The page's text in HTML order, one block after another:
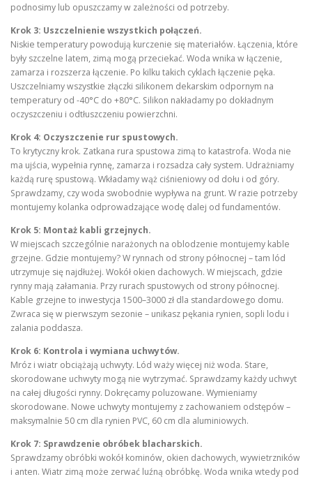
podnosimy lub opuszczamy w zależności od potrzeby.
Krok 3: Uszczelnienie wszystkich połączeń.
Niskie temperatury powodują kurczenie się materiałów. Łączenia, które
były szczelne latem, zimą mogą przeciekać. Woda wnika w łączenie,
zamarza i rozszerza łączenie. Po kilku takich cyklach łączenie pęka.
Uszczelniamy wszystkie złączki silikonem dekarskim odpornym na
temperatury od -40°C do +80°C. Silikon nakładamy po dokładnym
oczyszczeniu i odtłuszczeniu powierzchni.
Krok 4: Oczyszczenie rur spustowych.
To krytyczny krok. Zatkana rura spustowa zimą to katastrofa. Woda nie
ma ujścia, wypełnia rynnę, zamarza i rozsadza cały system. Udrażniamy
każdą rurę spustową. Wkładamy wąż ciśnieniowy od dołu i od góry.
Sprawdzamy, czy woda swobodnie wypływa na grunt. W razie potrzeby
montujemy kolanka odprowadzające wodę dalej od fundamentów.
Krok 5: Montaż kabli grzejnych.
W miejscach szczególnie narażonych na oblodzenie montujemy kable
grzejne. Gdzie montujemy? W rynnach od strony północnej – tam lód
utrzymuje się najdłużej. Wokół okien dachowych. W miejscach, gdzie
rynny mają załamania. Przy rurach spustowych od strony północnej.
Kable grzejne to inwestycja 1500–3000 zł dla standardowego domu.
Zwraca się w pierwszym sezonie – unikasz pękania rynien, sopli lodu i
zalania poddasza.
Krok 6: Kontrola i wymiana uchwytów.
Mróz i wiatr obciążają uchwyty. Lód waży więcej niż woda. Stare,
skorodowane uchwyty mogą nie wytrzymać. Sprawdzamy każdy uchwyt
na całej długości rynny. Dokręcamy poluzowane. Wymieniamy
skorodowane. Nowe uchwyty montujemy z zachowaniem odstępów –
maksymalnie 50 cm dla rynien PVC, 60 cm dla aluminiowych.
Krok 7: Sprawdzenie obróbek blacharskich.
Sprawdzamy obróbki wokół kominów, okien dachowych, wywietrzników
i anten. Wiatr zimą może zerwać luźną obróbkę. Woda wnika wtedy pod